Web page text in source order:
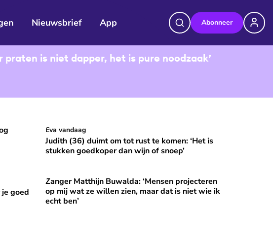
Nieuwsbrief App Abonneer
is niet dapper, het is pure noodzaak’
Judith (36) duimt om tot rust te komen: ‘Het is stukken
⭐Premium
Eva vandaag
Judith (36) duimt om tot rust te komen: ‘Het is
stukken goedkoper dan wijn of snoep’
goed aan doet?
goed
Zanger Matthijn Buwalda: ‘Mensen projecteren op mij wat ze
⭐Premium
Zanger Matthijn Buwalda: ‘Mensen projecteren
op mij wat ze willen zien, maar dat is niet wie ik
echt ben’